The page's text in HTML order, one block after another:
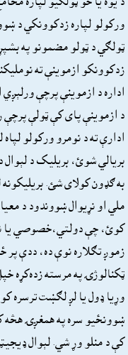
ورکولو لپاره زدکوونکي د
ټولګي د ټولو مضمونو په
زدکوونکو ازموينې ته
اداره د ازموينې پرچې
د ازموينې پاى کې ټولې پرچې
ادارې ته د نومرو ورکولو لپاه
بريالي شوئ، بريليک د
به ګډون کولاى شئ.
ملي او نړيوال ښووندود د
کوئ، چې دولتي،خصوصي يا
زموږ تګلاره نوې ده، ددې
ټکنالوژۍ په مرسته زده‌کړه
وړيا ډول يا لږ لګښت ترسره
ښوونځيو سره په همغږۍ هڅه
کې د منلو وړ شي. لېوال